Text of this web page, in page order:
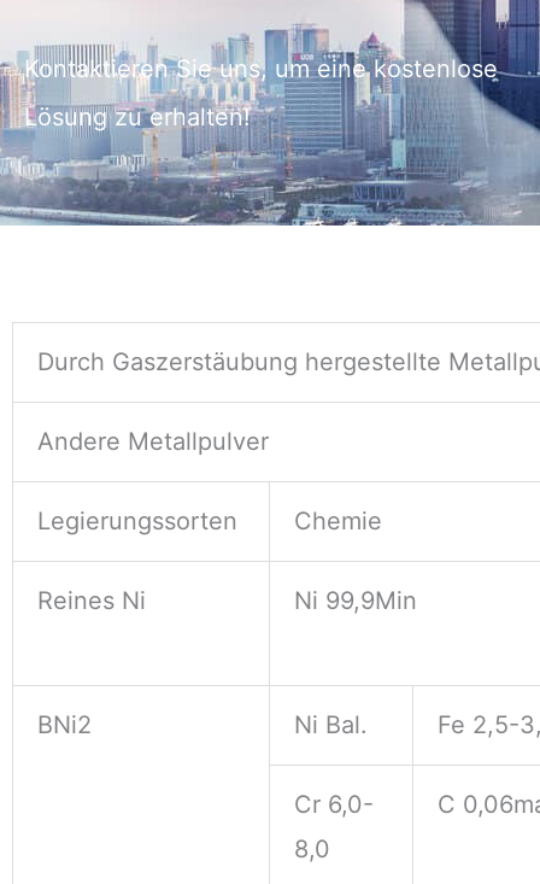
Kontaktieren Sie uns, um eine kostenlose
Lösung zu erhalten!
Durch Gaszerstäubung hergestellte
Andere Metallpulver
Legierungssorten Chemie
Reines Ni Ni 99,9Min
BNi2 Ni Bal. Fe 2,5-
Cr 6,0-
8,0
C